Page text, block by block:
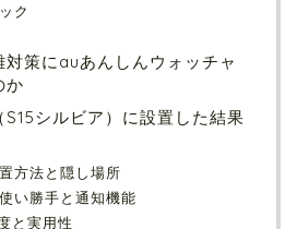
ク
対策にauあんしんウォッチャ
か
シルビア）に設置した結果
方法と隠し場所
い勝手と通知機能
と実用性